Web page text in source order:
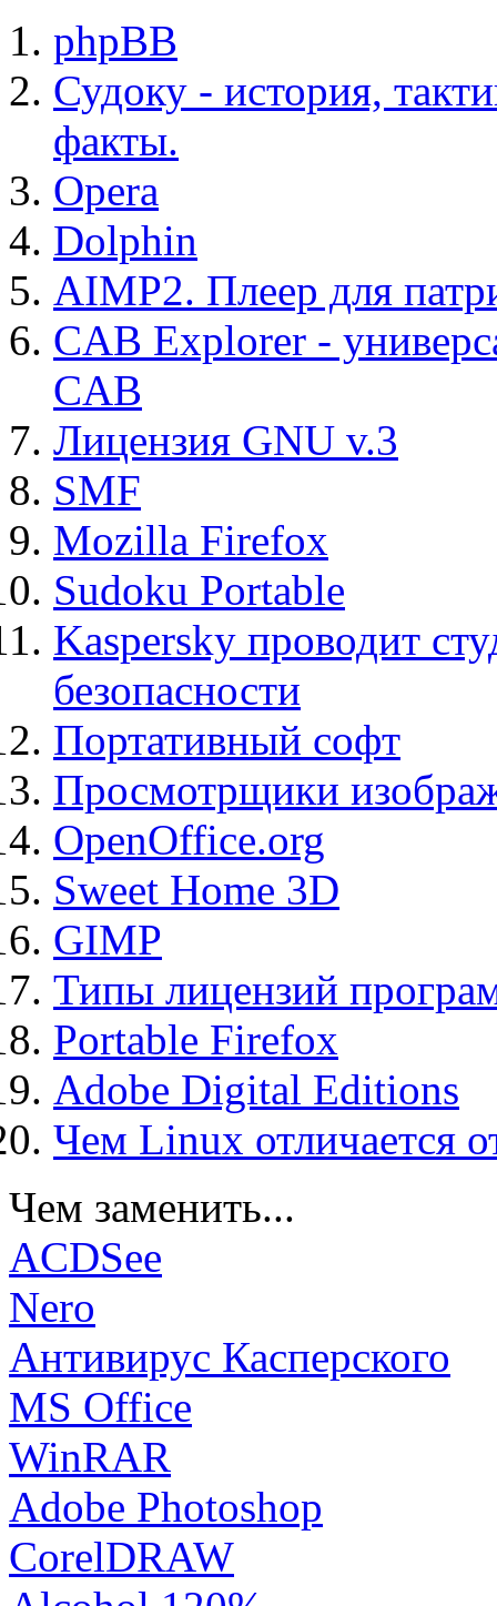
phpBB
Судоку - история,
факты.
Opera
Dolphin
AIMP2. Плеер для
CAB Explorer -
CAB
Лицензия GNU v.3
SMF
Mozilla Firefox
Sudoku Portable
Kaspersky проводит
безопасности
Портативный софт
Просмотрщики
OpenOffice.org
Sweet Home 3D
GIMP
Типы лицензий
Portable Firefox
Adobe Digital Editions
Чем Linux отличается
Чем заменить...
ACDSee
Nero
Антивирус Касперского
MS Office
WinRAR
Adobe Photoshop
CorelDRAW